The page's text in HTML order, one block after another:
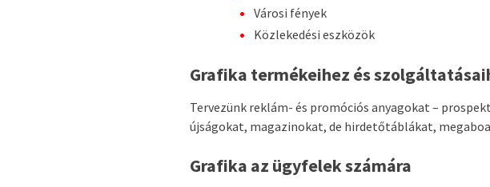
Városi fények
Közlekedési eszközök
Grafika termékeihez és
Tervezünk reklám- és promóciós anyagokat –
újságokat, magazinokat, de hirdetőtáblákat,
Grafika az ügyfelek számára